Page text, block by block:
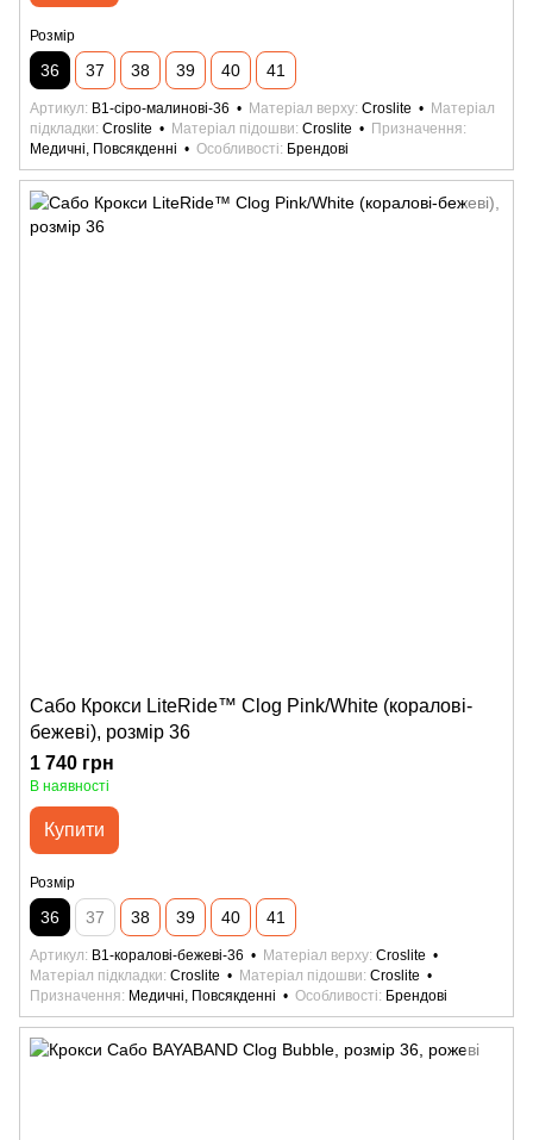
Розмір
36 37 38 39 40 41
Артикул B1-сіро-малинові-36 Матеріал верху Croslite
Матеріал
підкладки Croslite Матеріал підошви Croslite
Призначення
Медичні, Повсякденні
Особливості Брендові
Сабо Крокси LiteRide™ Clog Pink/White (коралові-
бежеві), розмір 36
1 740 грн
В наявності
Купити
Розмір
36 37 38 39 40 41
Артикул B1-коралові-бежеві-36 Матеріал верху Croslite
Матеріал підкладки Croslite Матеріал підошви Croslite
Призначення
Медичні, Повсякденні Особливості Брендові